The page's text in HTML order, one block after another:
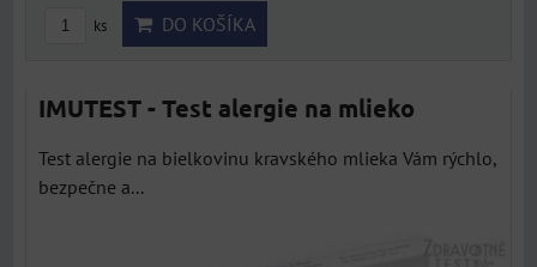
ks DO KOŠÍKA
IMUTEST - Test alergie na mlieko
Test alergie na bielkovinu kravského mlieka Vám rýchlo,
bezpečne a...